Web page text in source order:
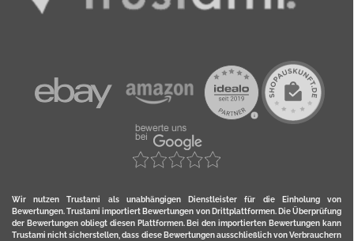
Wir nutzen Trustami als unabhängigen Dienstleister für die Einholung von
Bewertungen. Trustami importiert Bewertungen von Drittplattformen. Die Überprüfung
der Bewertungen obliegt diesen Plattformen. Bei den importierten Bewertungen kann
Trustami nicht sicherstellen, dass diese Bewertungen ausschließlich von Verbrauchern